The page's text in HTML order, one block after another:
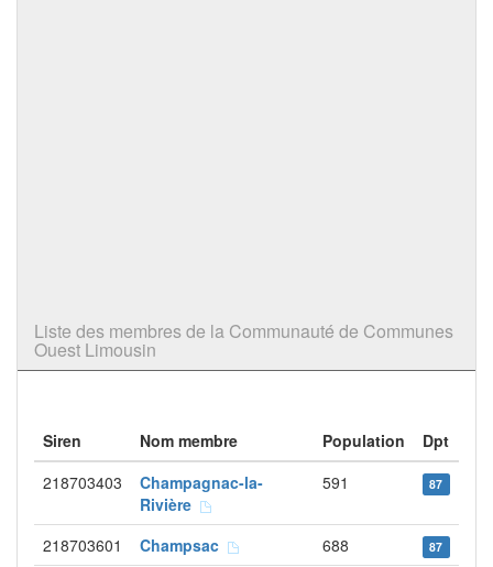
Liste des membres de la Communauté de Communes
Ouest Limousin
Siren Nom membre Population
Dpt
218703403
Champagnac-la-
Rivière
591 87
218703601 Champsac 688 87